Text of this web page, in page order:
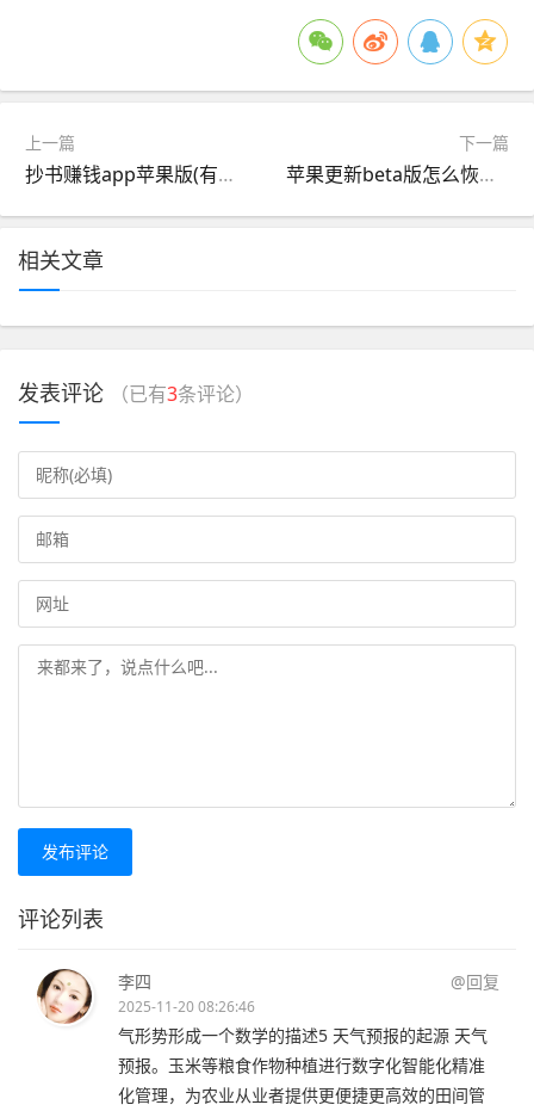
上一篇
抄书赚钱app苹果版(有没有抄书赚外快的兼职)
下一篇
苹果更新beta版怎么恢复正式版(iphone升级了beta版怎么还原)
相关文章
发表评论 （已有3条评论）
发布评论
评论列表
李四 @回复
2025-11-20 08:26:46
气形势形成一个数学的描述5 天气预报的起源 天气
预报。玉米等粮食作物种植进行数字化智能化精准
化管理，为农业从业者提供更便捷更高效的田间管